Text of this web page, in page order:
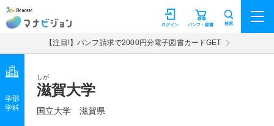
マナビジョン パンフ・願書
ログイン 検索
【注目!】パンフ請求で2000円分電子図書カードGET
しが
滋賀大学
国立大学 滋賀県
学部
学科